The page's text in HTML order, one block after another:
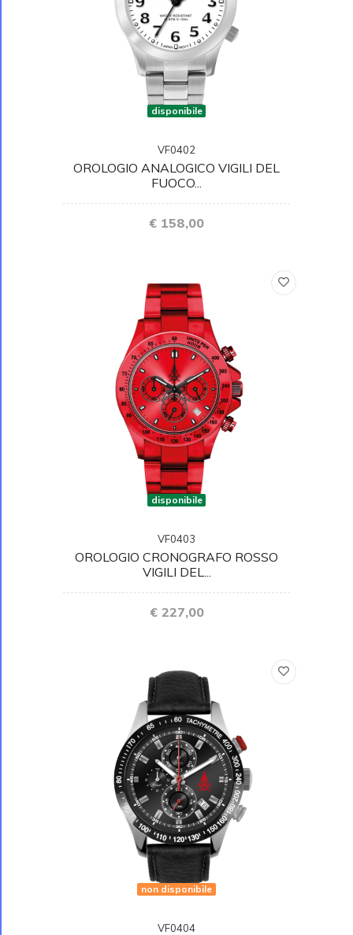
disponibile
VF0402
OROLOGIO ANALOGICO VIGILI DEL
FUOCO...
€ 158,00
disponibile
VF0403
OROLOGIO CRONOGRAFO ROSSO
VIGILI DEL...
€ 227,00
non disponibile
VF0404